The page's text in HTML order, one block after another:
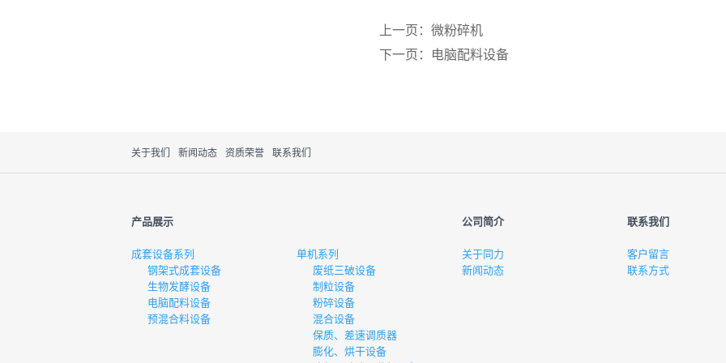
上一页：微粉碎机
下一页：电脑配料设备
关于我们 新闻动态 资质荣誉 联系我们
产品展示
成套设备系列
钢架式成套设备
生物发酵设备
电脑配料设备
预混合料设备
单机系列
废纸三破设备
制粒设备
粉碎设备
混合设备
保质、差速调质器
膨化、烘干设备
公司简介
关于同力
新闻动态
联系我们
客户留言
联系方式